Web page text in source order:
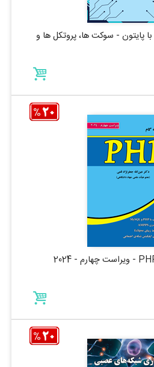
پایتون - سوکت ها، پروتکل ها و